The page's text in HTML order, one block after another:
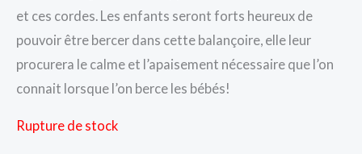
et ces cordes. Les enfants seront forts heureux de
pouvoir être bercer dans cette balançoire, elle leur
procurera le calme et l’apaisement nécessaire que l’on
connait lorsque l’on berce les bébés!
Rupture de stock